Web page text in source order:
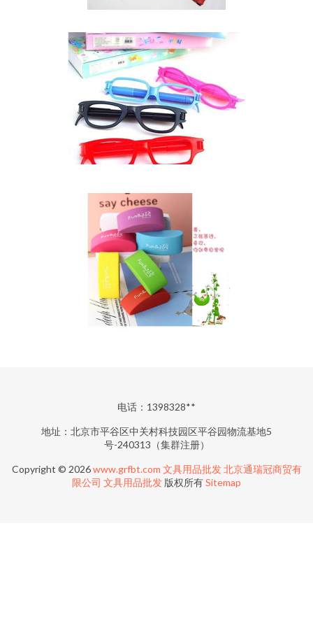
电话：1398328**
地址：北京市平谷区中关村科技园区平谷园物流基地5
号-240313（集群注册）
Copyright © 2026www.grfbt.com 文具用品批发 北京通瑞冠商贸有
限公司 文具用品批发 版权所有Sitemap